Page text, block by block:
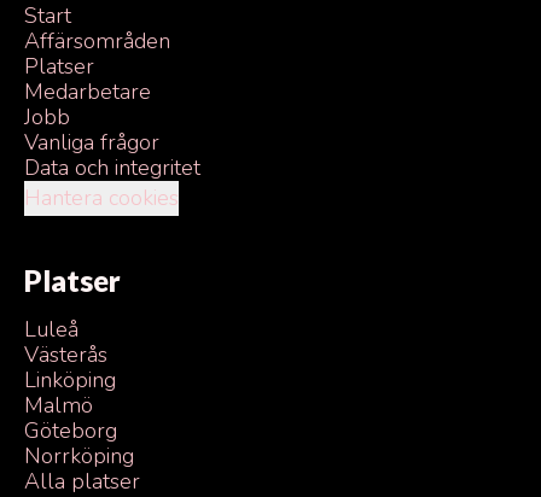
Start
Affärsområden
Platser
Medarbetare
Jobb
Vanliga frågor
Data och integritet
Hantera cookies
Platser
Luleå
Västerås
Linköping
Malmö
Göteborg
Norrköping
Alla platser